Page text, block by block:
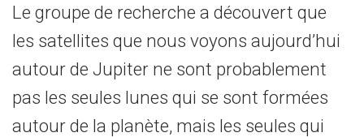
Le groupe de recherche a découvert que
les satellites que nous voyons aujourd’hui
autour de Jupiter ne sont probablement
pas les seules lunes qui se sont formées
autour de la planète, mais les seules qui